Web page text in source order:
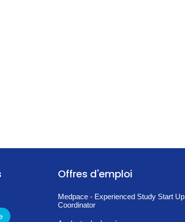
Offres d'emploi
Medpace - Experienced Study Start Up
Coordinator